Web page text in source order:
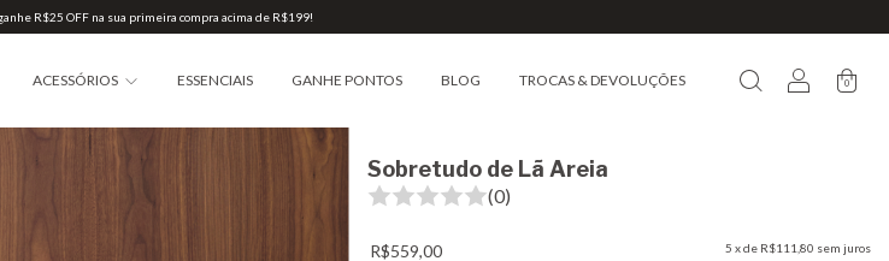
R$25 OFF na sua primeira compra acima de R$199!
ACESSÓRIOS ESSENCIAIS GANHE PONTOS BLOG TROCAS & DEVOLUÇÕES 0
Sobretudo de Lã Areia
(0)
R$559,00 5 x de R$111,80 sem juros